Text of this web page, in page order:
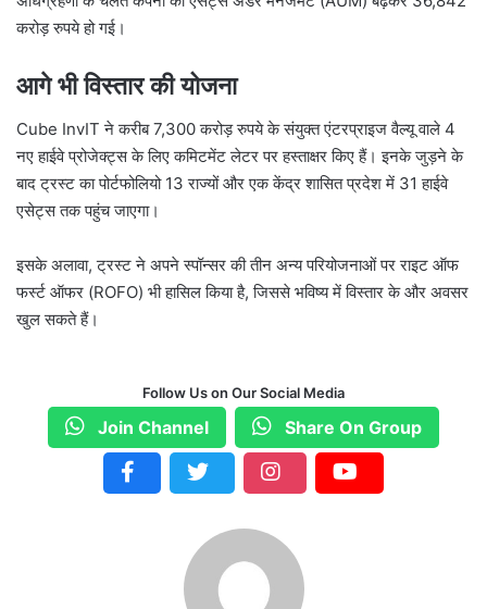
करोड़ रुपये हो गई।
आगे भी विस्तार की योजना
Cube InvIT ने करीब 7,300 करोड़ रुपये के संयुक्त एंटरप्राइज वैल्यू वाले 4
नए हाईवे प्रोजेक्ट्स के लिए कमिटमेंट लेटर पर हस्ताक्षर किए हैं। इनके जुड़ने के
बाद ट्रस्ट का पोर्टफोलियो 13 राज्यों और एक केंद्र शासित प्रदेश में 31 हाईवे
एसेट्स तक पहुंच जाएगा।
इसके अलावा, ट्रस्ट ने अपने स्पॉन्सर की तीन अन्य परियोजनाओं पर राइट ऑफ
फर्स्ट ऑफर (ROFO) भी हासिल किया है, जिससे भविष्य में विस्तार के और अवसर
खुल सकते हैं।
Follow Us on Our Social Media
Join Channel Share On Group